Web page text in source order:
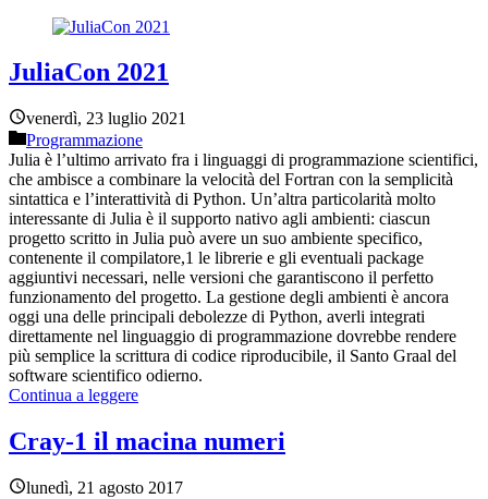
JuliaCon 2021
venerdì, 23 luglio 2021
Programmazione
Julia è l’ultimo arrivato fra i linguaggi di programmazione scientifici,
che ambisce a combinare la velocità del Fortran con la semplicità
sintattica e l’interattività di Python. Un’altra particolarità molto
interessante di Julia è il supporto nativo agli ambienti: ciascun
progetto scritto in Julia può avere un suo ambiente specifico,
contenente il compilatore,1 le librerie e gli eventuali package
aggiuntivi necessari, nelle versioni che garantiscono il perfetto
funzionamento del progetto. La gestione degli ambienti è ancora
oggi una delle principali debolezze di Python, averli integrati
direttamente nel linguaggio di programmazione dovrebbe rendere
più semplice la scrittura di codice riproducibile, il Santo Graal del
software scientifico odierno.
Continua a leggere
Cray-1 il macina numeri
lunedì, 21 agosto 2017